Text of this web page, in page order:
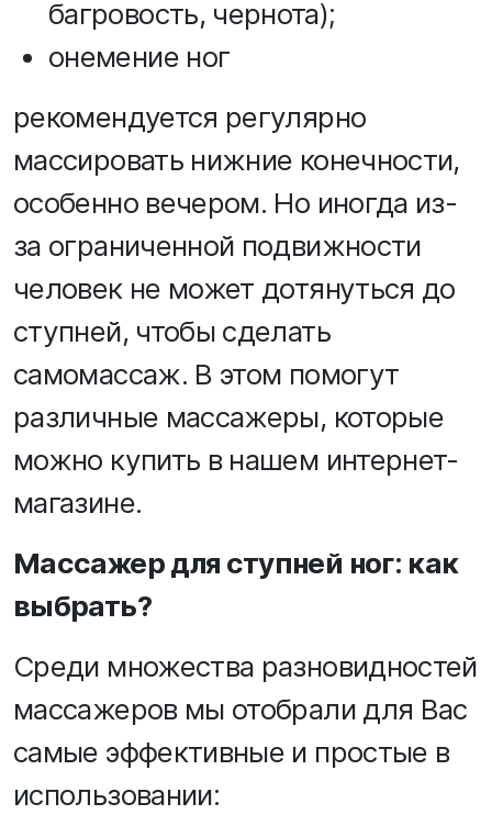
багровость, чернота);
онемение ног
рекомендуется регулярно
массировать нижние конечности,
особенно вечером. Но иногда из-
за ограниченной подвижности
человек не может дотянуться до
ступней, чтобы сделать
самомассаж. В этом помогут
различные массажеры, которые
можно купить в нашем интернет-
магазине.
Массажер для ступней ног: как
выбрать?
Среди множества разновидностей
массажеров мы отобрали для Вас
самые эффективные и простые в
использовании: